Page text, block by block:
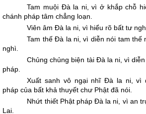
Tam muội Đà la ni, vì ở khắp chỗ
chánh pháp tâm chẳng loạn.
Viên âm Đà la ni, vì hiểu rõ bất tư
Tam thế Đà la ni, vì diễn nói tam thế
nghì.
Chủng chủng biện tài Đà la ni, vì
pháp.
Xuất sanh vô ngại nhĩ Đà la ni, vì
pháp của bất khả thuyết chư Phật đã nói.
Nhứt thiết Phật pháp Đà la ni, vì an
Lai.